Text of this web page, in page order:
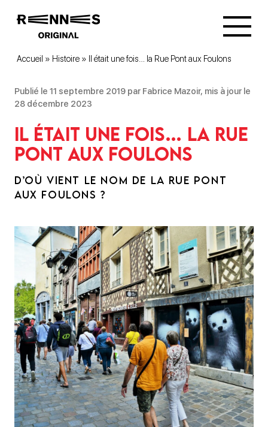
Accueil » Histoire » Il était une fois… la Rue Pont aux Foulons
Publié le 11 septembre 2019 par Fabrice Mazoir, mis à jour le
28 décembre 2023
Il était une fois… la Rue
Pont aux Foulons
D’OÙ VIENT LE NOM DE LA RUE PONT
AUX FOULONS ?